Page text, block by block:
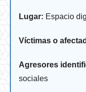
Lugar: Espacio
Víctimas o
Agresores
sociales